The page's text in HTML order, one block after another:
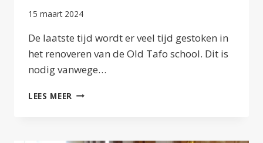
15 maart 2024
De laatste tijd wordt er veel tijd gestoken in
het renoveren van de Old Tafo school. Dit is
nodig vanwege…
LEES MEER KEUKEN